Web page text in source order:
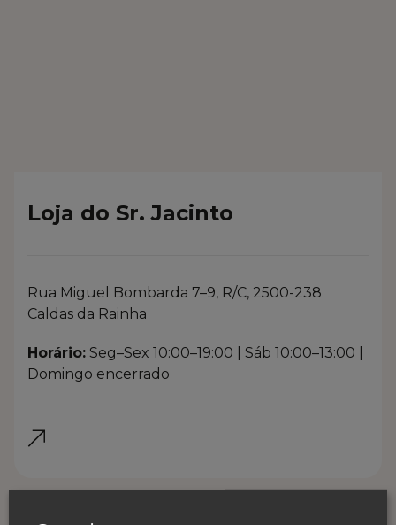
Loja do Sr. Jacinto
Rua Miguel Bombarda 7–9, R/C, 2500-238
Caldas da Rainha
Horário: Seg–Sex 10:00–19:00 | Sáb 10:00–13:00 |
Domingo encerrado